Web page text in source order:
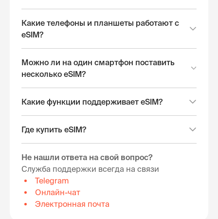
Какие телефоны и планшеты работают с
eSIM?
Можно ли на один смартфон поставить
несколько eSIM?
Какие функции поддерживает eSIM?
Где купить eSIM?
Не нашли ответа на свой вопрос?
Служба поддержки всегда на связи
Telegram
Онлайн-чат
Электронная почта